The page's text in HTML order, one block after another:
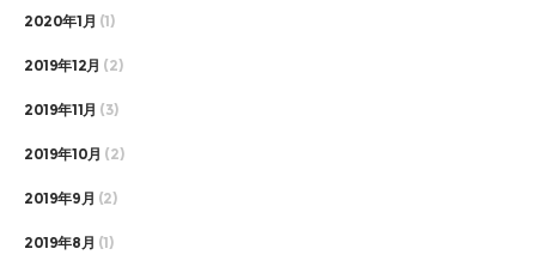
2020年1月 (1)
2019年12月 (2)
2019年11月 (3)
2019年10月 (2)
2019年9月 (2)
2019年8月 (1)